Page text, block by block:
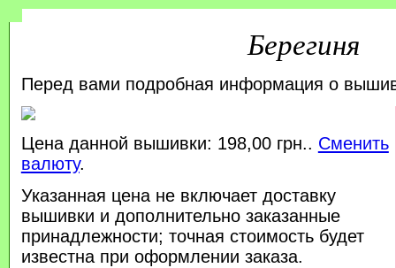
Берегиня
Перед вами подробная информация о
Цена данной вышивки: 198,00 грн.. Сменить
валюту.
Указанная цена не включает доставку
вышивки и дополнительно заказанные
принадлежности; точная стоимость будет
известна при оформлении заказа.